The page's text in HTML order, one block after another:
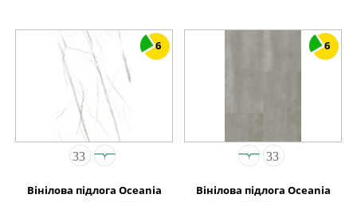
6
Вінілова підлога Oceania
6
Вінілова підлога Oceania